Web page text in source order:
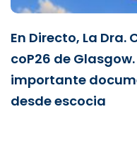
En Directo, La
coP26 de
importante
desde escocia